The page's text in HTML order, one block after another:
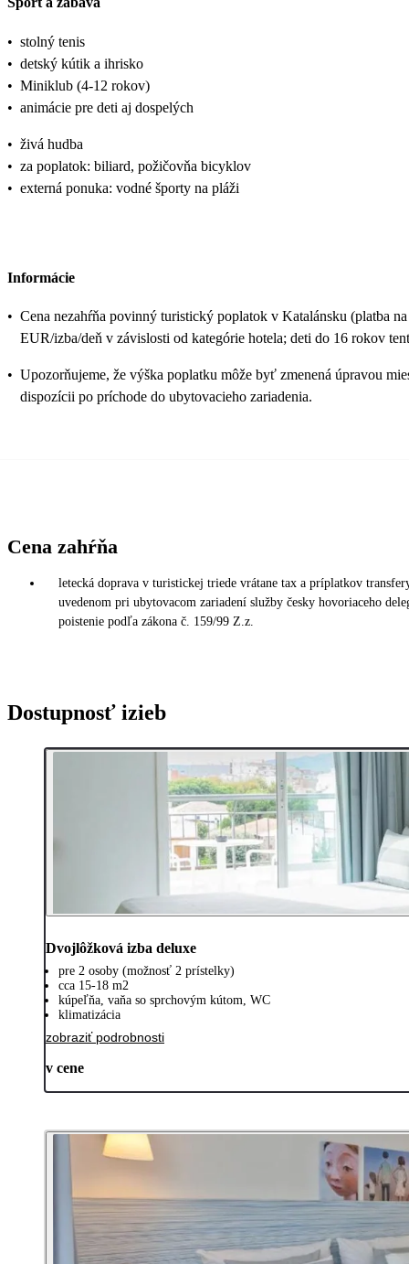
• stolný tenis
• detský kútik a ihrisko
• Miniklub (4-12 rokov)
• animácie pre deti aj dospelých
• živá hudba
• za poplatok: biliard, požičovňa bicyklov
• externá ponuka: vodné športy na pláži
Informácie
• Cena nezahŕňa povinný turistický poplatok v Katalánsku (platba
EUR/izba/deň v závislosti od kategórie hotela; deti do 16 rokov
• Upozorňujeme, že výška poplatku môže byť zmenená úpravou
dispozícii po príchode do ubytovacieho zariadenia.
Cena zahŕňa
letecká doprava v turistickej triede vrátane tax a príplatkov
uvedenom pri ubytovacom zariadení služby česky hovoriaceho
poistenie podľa zákona č. 159/99 Z.z.
Dostupnosť izieb
Dvojlôžková izba deluxe
pre 2 osoby (možnosť 2 prístelky)
cca 15-18 m2
kúpeľňa, vaňa so sprchovým kútom, WC
klimatizácia
zobraziť podrobnosti
v cene